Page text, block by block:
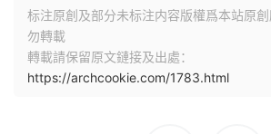
标注原創及部分未标注内容版權爲本站原
勿轉載
轉載請保留原文鏈接及出處：
https://archcookie.com/1783.html